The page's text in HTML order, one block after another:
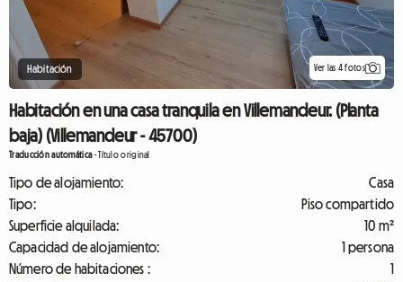
Habitación Ver las 4 fotos
Habitación en una casa tranquila en Villemandeur. (Planta
baja) (Villemandeur - 45700)
Traducción automática-Título original
Tipo de alojamiento:
Casa
Tipo:
Piso compartido
Superficie alquilada:
10 m²
Capacidad de alojamiento:
1 persona
Número de habitaciones :
1